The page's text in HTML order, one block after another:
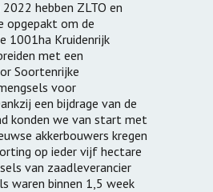
hebben ZLTO en
opgepakt om de
1001ha Kruidenrijk
met een
Soortenrijke
voor
een bijdrage van de
konden we van start met
akkerbouwers kregen
op ieder vijf hectare
van zaadleverancier
waren binnen 1,5 week